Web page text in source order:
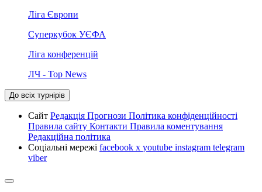
Ліга Європи
Суперкубок УЄФА
Ліга конференцій
ЛЧ - Top News
До всіх турнірів
Сайт Редакція Прогнози Політика конфіденційності
Правила сайту Контакти Правила коментування
Редакційна політика
Соціальні мережі facebook x youtube instagram telegram
viber